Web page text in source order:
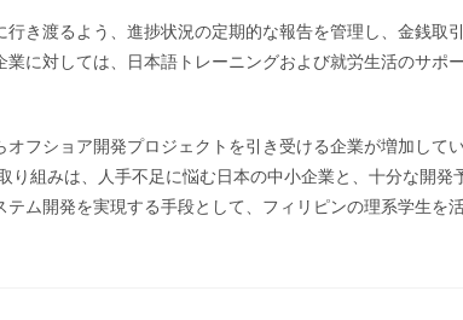
き渡るよう、進捗状況の定期的な報告を管理し、金銭取
に対しては、日本語トレーニングおよび就労生活のサポ
フショア開発プロジェクトを引き受ける企業が増加して
組みは、人手不足に悩む日本の中小企業と、十分な開発
ム開発を実現する手段として、フィリピンの理系学生を